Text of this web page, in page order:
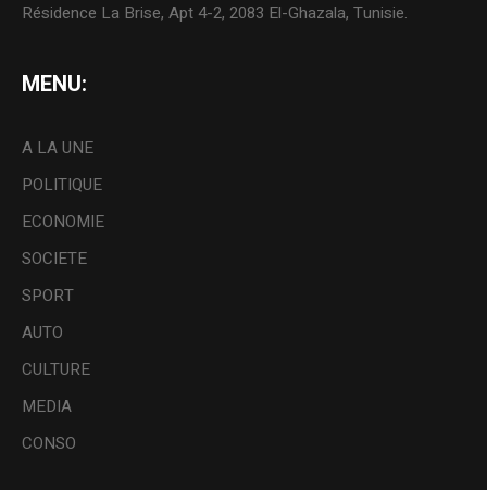
Résidence La Brise, Apt 4-2, 2083 El-Ghazala, Tunisie.
MENU:
A LA UNE
POLITIQUE
ECONOMIE
SOCIETE
SPORT
AUTO
CULTURE
MEDIA
CONSO